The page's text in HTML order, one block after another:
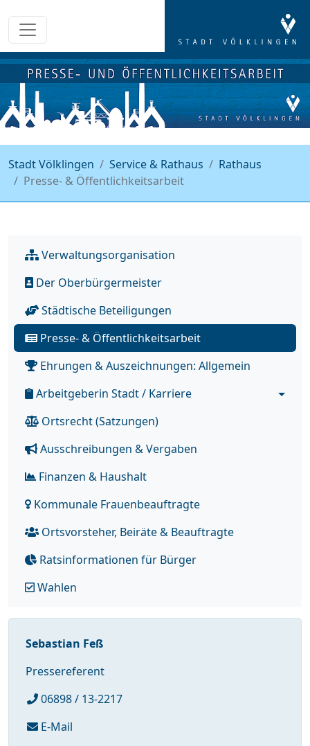
Stadt Völklingen Service & Rathaus
Rathaus
Presse- & Öffentlichkeitsarbeit
Verwaltungsorganisation
Der Oberbürgermeister
Städtische Beteiligungen
Presse- & Öffentlichkeitsarbeit
Ehrungen & Auszeichnungen: Allgemein
Arbeitgeberin Stadt / Karriere
Ortsrecht (Satzungen)
Ausschreibungen & Vergaben
Finanzen & Haushalt
Kommunale Frauenbeauftragte
Ortsvorsteher, Beiräte & Beauftragte
Ratsinformationen für Bürger
Wahlen
Sebastian Feß
Pressereferent
06898 / 13-2217
E-Mail